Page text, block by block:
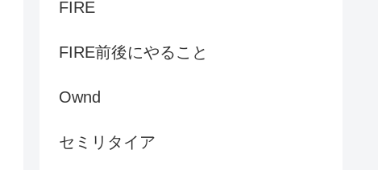
FIRE
FIRE前後にやること
Ownd
セミリタイア